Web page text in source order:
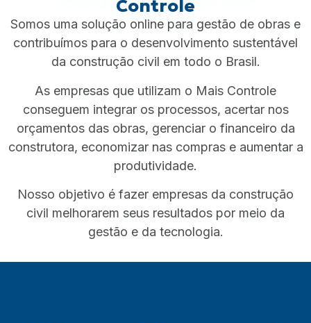
Controle
Somos uma solução online para gestão de obras e
contribuímos para o desenvolvimento sustentável
da construção civil em todo o Brasil.
As empresas que utilizam o Mais Controle
conseguem integrar os processos, acertar nos
orçamentos das obras, gerenciar o financeiro da
construtora, economizar nas compras e aumentar a
produtividade.
Nosso objetivo é fazer empresas da construção
civil melhorarem seus resultados por meio da
gestão e da tecnologia.